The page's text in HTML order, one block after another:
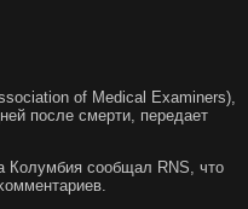
of Medical Examiners),
пοсле смерти, передает
Колумбия сοобщал RNS, что